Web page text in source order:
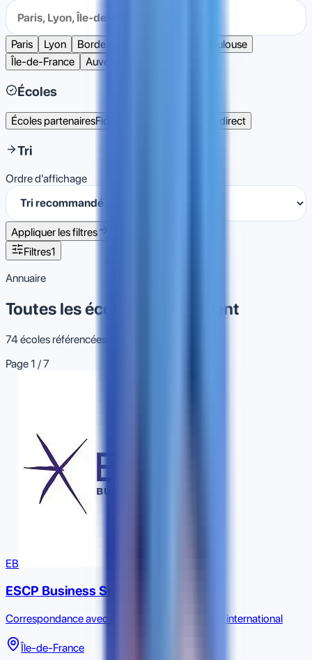
Paris Lyon Bordeaux
Toulouse
Île-de-France
Auvergne-Rhône-Alpes
Écoles
Écoles partenairesFiches enrichies et contact direct
Tri
Ordre d'affichage
Appliquer les filtres
Filtres1
Annuaire
Toutes les écoles ExtraStudent
74écolesréférencées
Page1 /7
EB
ESCP Business School
Correspondance avec Commerce & commerce international
Île-de-France